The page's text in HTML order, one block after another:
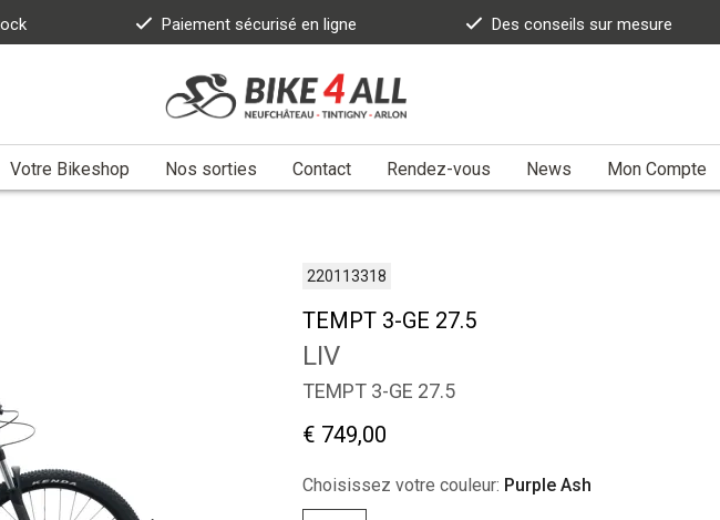
Paiement sécurisé en ligne Des conseils sur mesure
Votre Bikeshop Nos sorties Contact Rendez-vous News Mon Compte
220113318
TEMPT 3-GE 27.5
LIV
TEMPT 3-GE 27.5
€ 749,00
Choisissez votre couleur: Purple Ash